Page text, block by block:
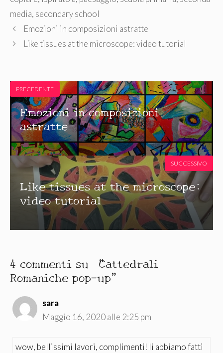
media, secondary school
Emozioni in composizioni astratte
Like tissues at the microscope: video tutorial
PRECEDENTE
Emozioni in composizioni
astratte
Like tissues at the microscope:
video tutorial
SUCCESSIVO
4 commenti su “Cattedrali
Romaniche pop-up”
sara
Maggio 16, 2020 alle 2:25 pm
wow, bellissimi lavori, complimenti! li abbiamo fatti